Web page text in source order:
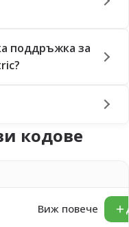
поддръжка за
кодове
Виж повече